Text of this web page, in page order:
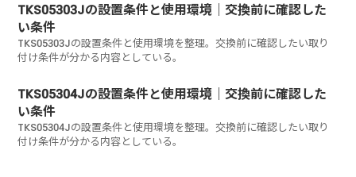
TKS05303Jの設置条件と使用環境｜交換前に確認した
い条件
TKS05303Jの設置条件と使用環境を整理。交換前に確認したい取り
付け条件が分かる内容としている。
TKS05304Jの設置条件と使用環境｜交換前に確認した
い条件
TKS05304Jの設置条件と使用環境を整理。交換前に確認したい取り
付け条件が分かる内容としている。